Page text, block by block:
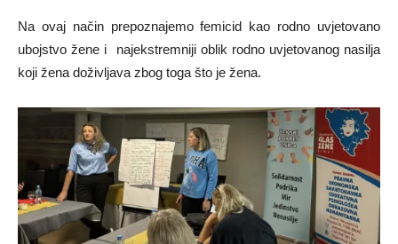
Na ovaj način prepoznajemo femicid kao rodno uvjetovano
ubojstvo žene i najekstremniji oblik rodno uvjetovanog nasilja
koji žena doživljava zbog toga što je žena.